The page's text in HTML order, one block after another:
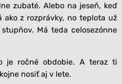
zubaté. Alebo na jeseň, keď
ako z rozprávky, no teplota už
Má teda celosezónne
je ročné obdobie. A teraz ti
nosiť aj v lete.